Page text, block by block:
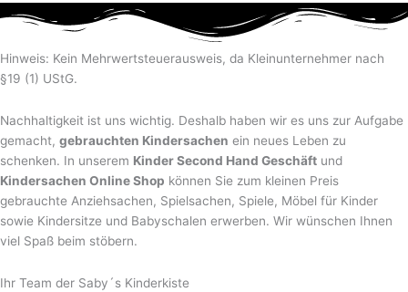
Hinweis: Kein Mehrwertsteuerausweis, da Kleinunternehmer nach
§19 (1) UStG.
Nachhaltigkeit ist uns wichtig. Deshalb haben wir es uns zur Aufgabe
gemacht, gebrauchten Kindersachen ein neues Leben zu
schenken. In unserem Kinder Second Hand Geschäft und
Kindersachen Online Shop können Sie zum kleinen Preis
gebrauchte Anziehsachen, Spiel­sachen, Spiele, Möbel für Kinder
sowie Kindersitze und Babyschalen erwerben. Wir wünschen Ihnen
viel Spaß beim stöbern.
Ihr Team der Saby´s Kinderkiste